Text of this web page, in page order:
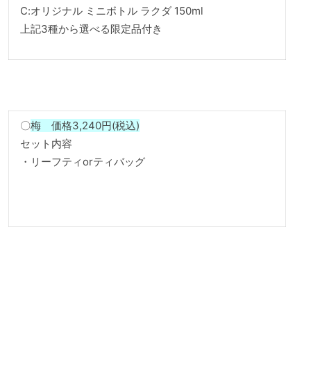
C:オリジナル ミニボトル ラクダ 150ml
上記3種から選べる限定品付き
〇梅 価格3,240円(税込)
セット内容
・リーフティorティバッグ